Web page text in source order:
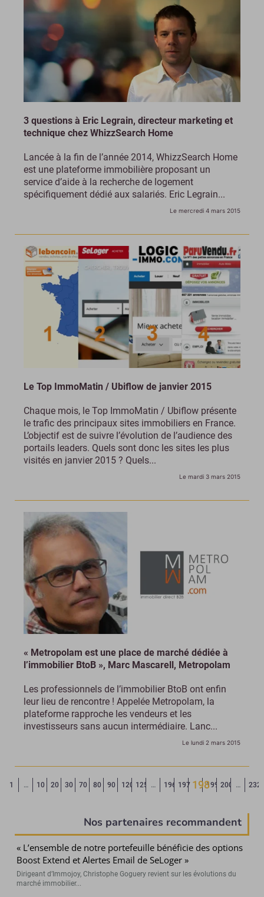
3 questions à Eric Legrain, directeur marketing et
technique chez WhizzSearch Home
Lancée à la fin de l’année 2014, WhizzSearch Home
est une plateforme immobilière proposant un
service d’aide à la recherche de logement
spécifiquement dédié aux salariés. Eric Legrain...
Le mercredi 4 mars 2015
Le Top ImmoMatin / Ubiflow de janvier 2015
Chaque mois, le Top ImmoMatin / Ubiflow présente
le trafic des principaux sites immobiliers en France.
L’objectif est de suivre l’évolution de l’audience des
portails leaders. Quels sont donc les sites les plus
visités en janvier 2015 ? Quels...
Le mardi 3 mars 2015
« Metropolam est une place de marché dédiée à
l’immobilier BtoB », Marc Mascarell, Metropolam
Les professionnels de l’immobilier BtoB ont enfin
leur lieu de rencontre ! Appelée Metropolam, la
plateforme rapproche les vendeurs et les
investisseurs sans aucun intermédiaire. Lanc...
Le lundi 2 mars 2015
Page précédente
1 … 10 20 30 70 80 90 120 125 … 196 197 198199 200 … 232
Nos partenaires recommandent
« L’ensemble de notre portefeuille bénéficie des options
Boost Extend et Alertes Email de SeLoger »
Dirigeant d’Immojoy, Christophe Goguery revient sur les évolutions du
marché immobilier...